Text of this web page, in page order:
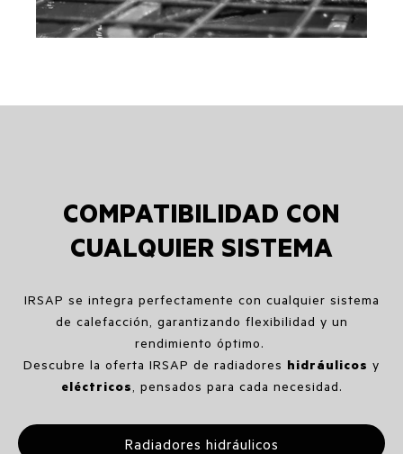
COMPATIBILIDAD CON
CUALQUIER SISTEMA
IRSAP se integra perfectamente con cualquier sistema
de calefacción, garantizando flexibilidad y un
rendimiento óptimo.
Descubre la oferta IRSAP de radiadores hidráulicos y
eléctricos , pensados para cada necesidad.
Radiadores hidráulicos